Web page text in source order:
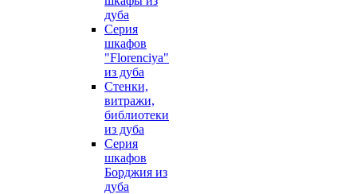
дуба
Серия
шкафов
"Florenciya"
из дуба
Стенки,
витражи,
библиотеки
из дуба
Серия
шкафов
Борджия из
дуба